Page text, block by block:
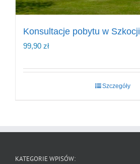
Konsultacje pobytu w Szkocji
99,90 zł
Szczegóły
KATEGORIE WPISÓW: